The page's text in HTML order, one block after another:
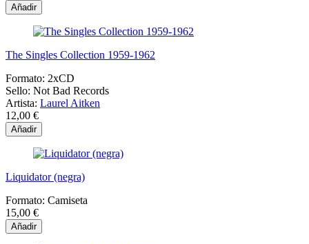
Añadir
The Singles Collection 1959-1962
Formato: 2xCD
Sello: Not Bad Records
Artista: Laurel Aitken
12,00 €
Añadir
Liquidator (negra)
Formato: Camiseta
15,00 €
Añadir